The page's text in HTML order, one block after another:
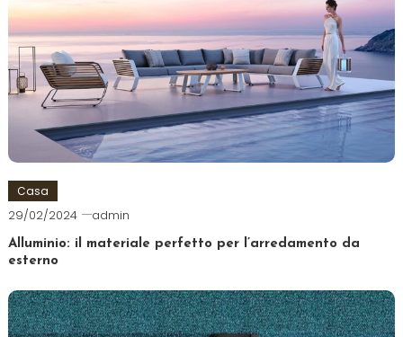
Casa
29/02/2024 admin
Alluminio: il materiale perfetto per l’arredamento da
esterno